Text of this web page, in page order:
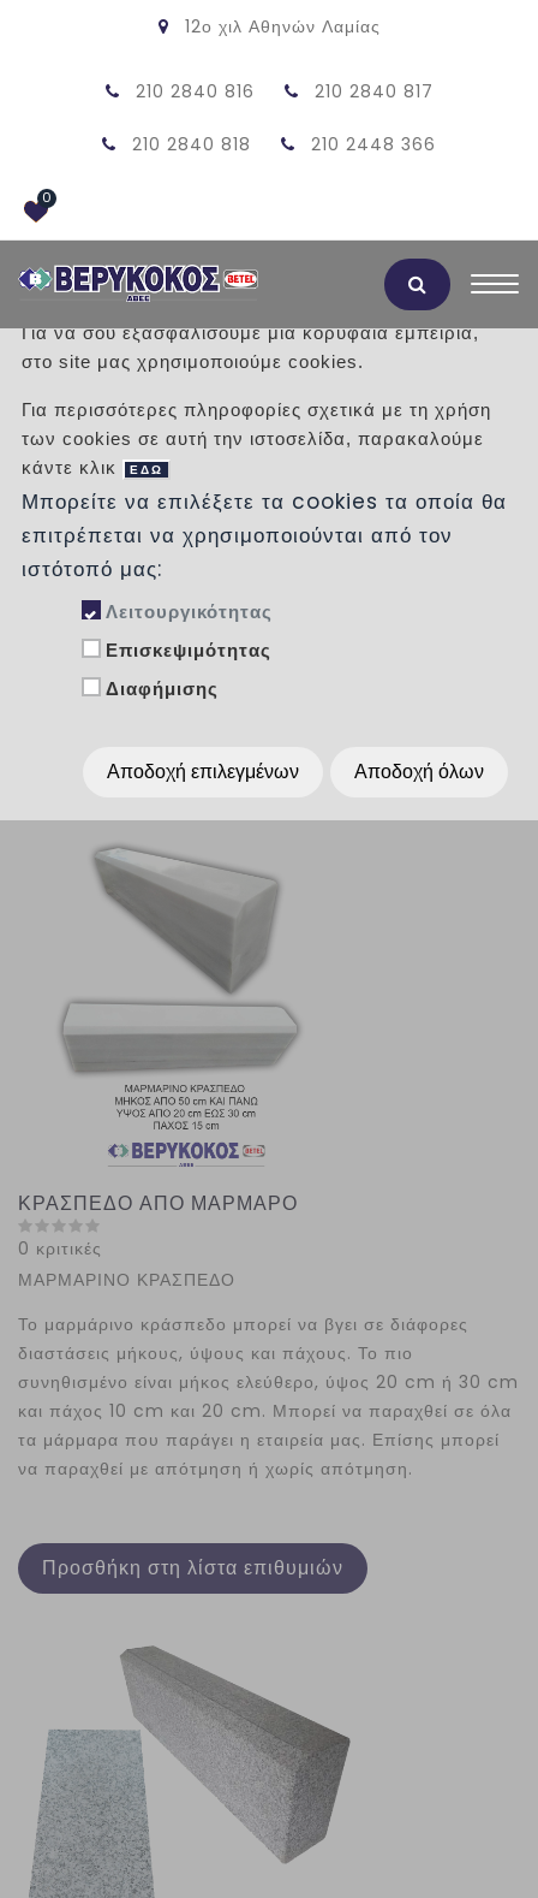
12ο χιλ Αθηνών Λαμίας
210 2840 816 210 2840 817
210 2840 818 210 2448 366
0
/ Προϊόντα / ΠΕΤΡΕΣ
ΦΥΣΙΚΕΣ ΠΕΤΡΕΣ
Κατηγορίες
Ταξινόμηση :
ΚΡΑΣΠΕΔΟ ΑΠΟ ΜΑΡΜΑΡΟ
0 κριτικές
ΜΑΡΜΑΡΙΝΟ ΚΡΑΣΠΕΔΟ
Το μαρμάρινο κράσπεδο μπορεί να βγει σε διάφορες
διαστάσεις μήκους, ύψους και πάχους. Το πιο
συνηθισμένο είναι μήκος ελεύθερο, ύψος 20 cm ή 30 cm
και πάχος 10 cm και 20 cm. Μπορεί να παραχθεί σε όλα
τα μάρμαρα που παράγει η εταιρεία μας. Επίσης μπορεί
να παραχθεί με απότμηση ή χωρίς απότμηση.
Προσθήκη στη λίστα επιθυμιών
Αποδοχή Cookies
Για να σου εξασφαλίσουμε μια κορυφαία εμπειρία,
στο site μας χρησιμοποιούμε cookies.
Για περισσότερες πληροφορίες σχετικά με τη χρήση
των cookies σε αυτή την ιστοσελίδα, παρακαλούμε
κάντε κλικ
ΕΔΩ
Μπορείτε να επιλέξετε τα cookies τα οποία θα
επιτρέπεται να χρησιμοποιούνται από τον
ιστότοπό μας:
Λειτουργικότητας
Επισκεψιμότητας
Διαφήμισης
Αποδοχή επιλεγμένων Αποδοχή όλων